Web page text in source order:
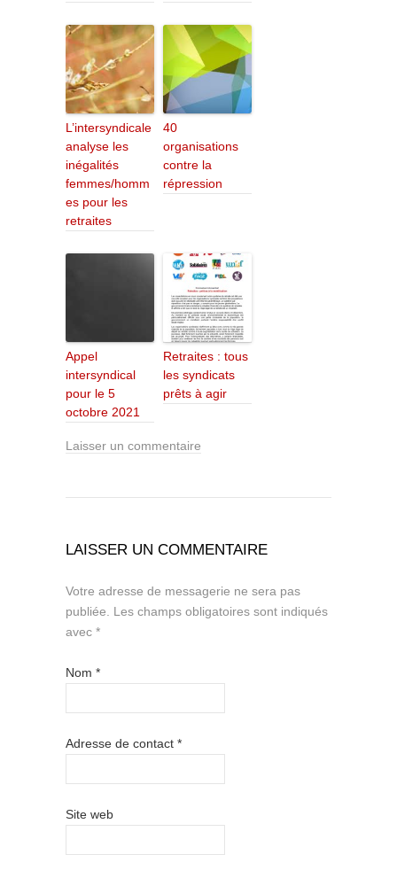
L’intersyndicale
analyse les
inégalités
femmes/homm
es pour les
retraites
40
organisations
contre la
répression
Appel
intersyndical
pour le 5
octobre 2021
Retraites : tous
les syndicats
prêts à agir
Laisser un commentaire
LAISSER UN COMMENTAIRE
Votre adresse de messagerie ne sera pas
publiée.
Les champs obligatoires sont indiqués
avec *
Nom *
Adresse de contact *
Site web